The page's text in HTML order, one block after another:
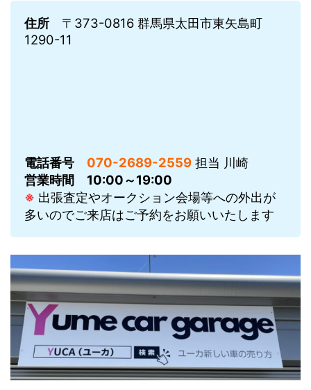
住所 〒373-0816 群馬県太田市東矢島町
1290-11
電話番号 070-2689-2559 担当 川崎
営業時間
10:00～19:00
※ 出張査定やオークション会場等への外出が
多いのでご来店はご予約をお願いいたします